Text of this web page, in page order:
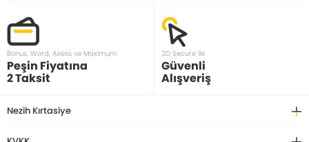
Bonus, Word, Axess ve Maximum
Peşin Fiyatına
2 Taksit
3D Secure ile
Güvenli
Alışveriş
Nezih Kırtasiye